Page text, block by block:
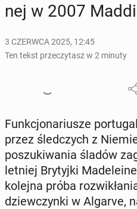
nej w 2007
3 CZERWCA 2025, 12:45
Ten tekst przeczytasz w 2 minuty
Funk­cjo­na­riu­sze
przez śled­czych z
po­szu­ki­wa­nia śladów
let­niej Bry­tyj­ki
kolejna próba
dziew­czyn­ki w Algarve,